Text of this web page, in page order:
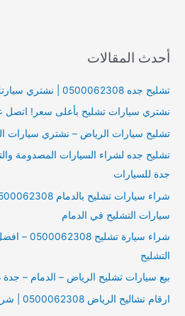
أحدث المقالات
تشليح جده 0500062308 | نشتري سيارتك المصدومة بسعر مميز!
نشتري سيارات تشليح بأعلى سعر! اتصل
تشليح سيارات الرياض – نشتري سيارات
تشليح جده لشراء السيارات المصدومة
جدة للسيارات
سيارات التشليح في الدمام
شراء سيارة
التشليح
بيع سيارات تشليح الرياض – الدمام – جدة 0500062308 |
ارقام تشاليح الرياض 0500062308 | شراء سيارات تشليح ومصدومة